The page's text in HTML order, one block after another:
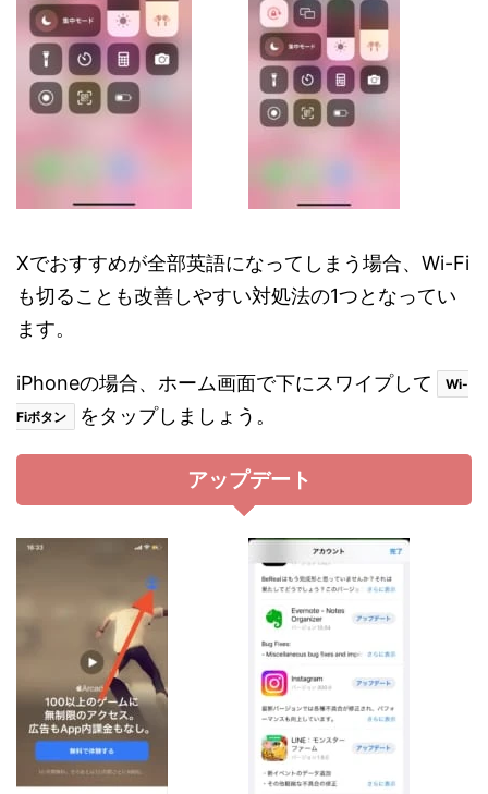
Xでおすすめが全部英語になってしまう場合、Wi-Fi
も切ることも改善しやすい対処法の1つとなってい
ます。
iPhoneの場合、ホーム画面で下にスワイプして
Wi-
Fiボタン
をタップしましょう。
アップデート